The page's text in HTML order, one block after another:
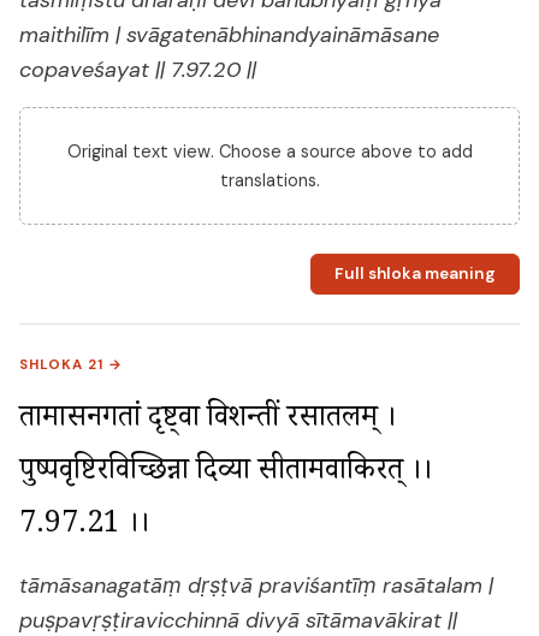
maithilīm | svāgatenābhinandyaināmāsane
copaveśayat || 7.97.20 ||
Original text view. Choose a source above to add
translations.
Full shloka meaning
SHLOKA 21 →
तामासनगतां दृष्ट्वा प्रविशन्तीं रसातलम् ।
पुष्पवृष्टिरविच्छिन्ना दिव्या सीतामवाकिरत् ।।
7.97.21 ।।
tāmāsanagatāṃ dṛṣṭvā praviśantīṃ rasātalam |
puṣpavṛṣṭiravicchinnā divyā sītāmavākirat ||